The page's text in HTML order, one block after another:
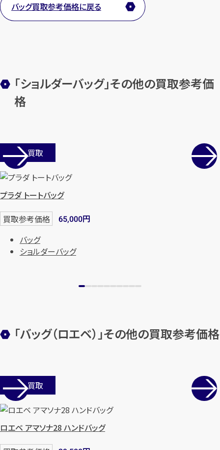
メールで無料相談する
バッグ買取参考価格に戻る
「ショルダーバッグ」その他の買取参考価
格
店舗買取
プラダ トートバッグ
買取参考価格 65,000円
バッグ
ショルダーバッグ
「バッグ（ロエベ）」その他の買取参考価格
店舗買取
ロエベ アマソナ28 ハンドバッグ